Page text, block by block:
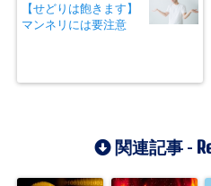
【せどりは飽きます】
マンネリには要注意
関連記事 -